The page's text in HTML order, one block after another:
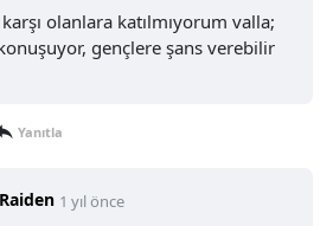
olanlara katılmıyorum valla;
gençlere şans verebilir
Yanıtla
1 yıl önce